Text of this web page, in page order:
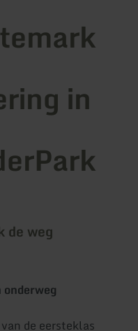
in
de weg
de eersteklas